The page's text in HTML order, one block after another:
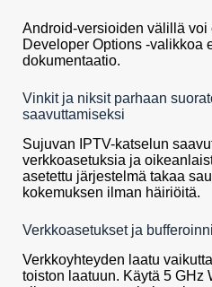
Android-versioiden välillä
Developer Options -valikkoa
dokumentaatio.
Vinkit ja niksit parhaan
saavuttamiseksi
Sujuvan IPTV-katselun
verkkoasetuksia ja
asetettu järjestelmä takaa
kokemuksen ilman häiriöitä.
Verkkoasetukset ja
Verkkoyhteyden laatu
toiston laatuun. Käytä 5 GHz